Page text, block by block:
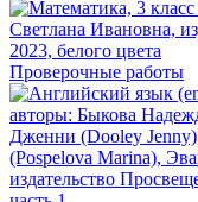
Проверочные работы